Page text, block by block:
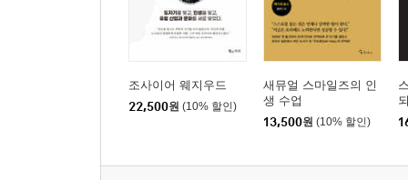
조사이어 웨지우드
22,500원 (10% 할인)
새뮤얼 스마일즈의 인
생 수업
13,500원 (10% 할인)